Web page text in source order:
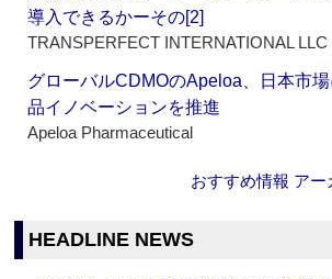
導入できるかーその[2]
TRANSPERFECT INTERNATIONAL LLC
グローバルCDMOのApeloa、日本市
品イノベーションを推進
Apeloa Pharmaceutical
おすすめ情報 アー
HEADLINE NEWS